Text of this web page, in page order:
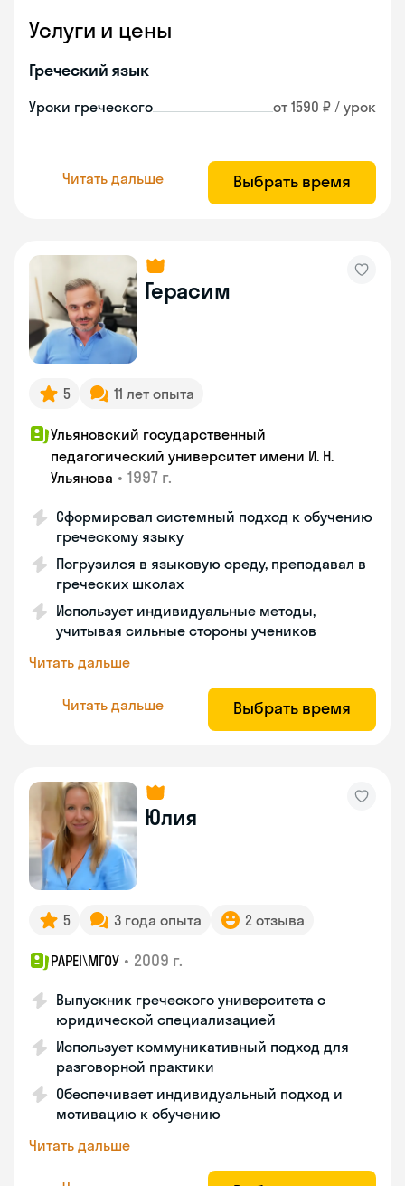
Услуги и цены
Греческий язык
Уроки греческого от 1590 ₽ / урок
Читать дальше Выбрать время
Герасим
5 11 лет опыта
Ульяновский государственный
педагогический университет имени И. Н.
Ульянова • 1997 г.
Сформировал системный подход к обучению
греческому языку
Погрузился в языковую среду, преподавал в
греческих школах
Использует индивидуальные методы,
учитывая сильные стороны учеников
Читать дальше
Читать дальше Выбрать время
Юлия
5 3 года опыта 2 отзыва
PAPEI\MГОУ • 2009 г.
Выпускник греческого университета с
юридической специализацией
Использует коммуникативный подход для
разговорной практики
Обеспечивает индивидуальный подход и
мотивацию к обучению
Читать дальше